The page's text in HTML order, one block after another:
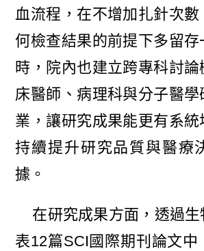
血流程，在不增加扎針次
何檢查結果的前提下多留存
時，院內也建立跨專科討
床醫師、病理科與分子醫
業，讓研究成果能更有系統
持續提升研究品質與醫療
據。
在研究成果方面，透過生
表12篇SCI國際期刊論文中